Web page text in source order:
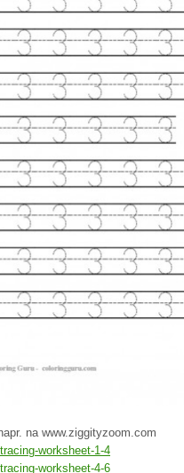
na www.ziggityzoom.com
worksheet-1-4
worksheet-4-6